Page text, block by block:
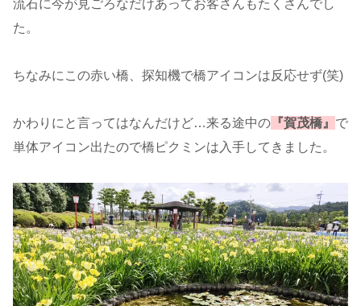
流石に今が見ごろなだけあってお客さんもたくさんでし
た。
ちなみにこの赤い橋、探知機で橋アイコンは反応せず(笑)
かわりにと言ってはなんだけど…来る途中の 『賀茂橋』 で
単体アイコン出たので橋ピクミンは入手してきました。